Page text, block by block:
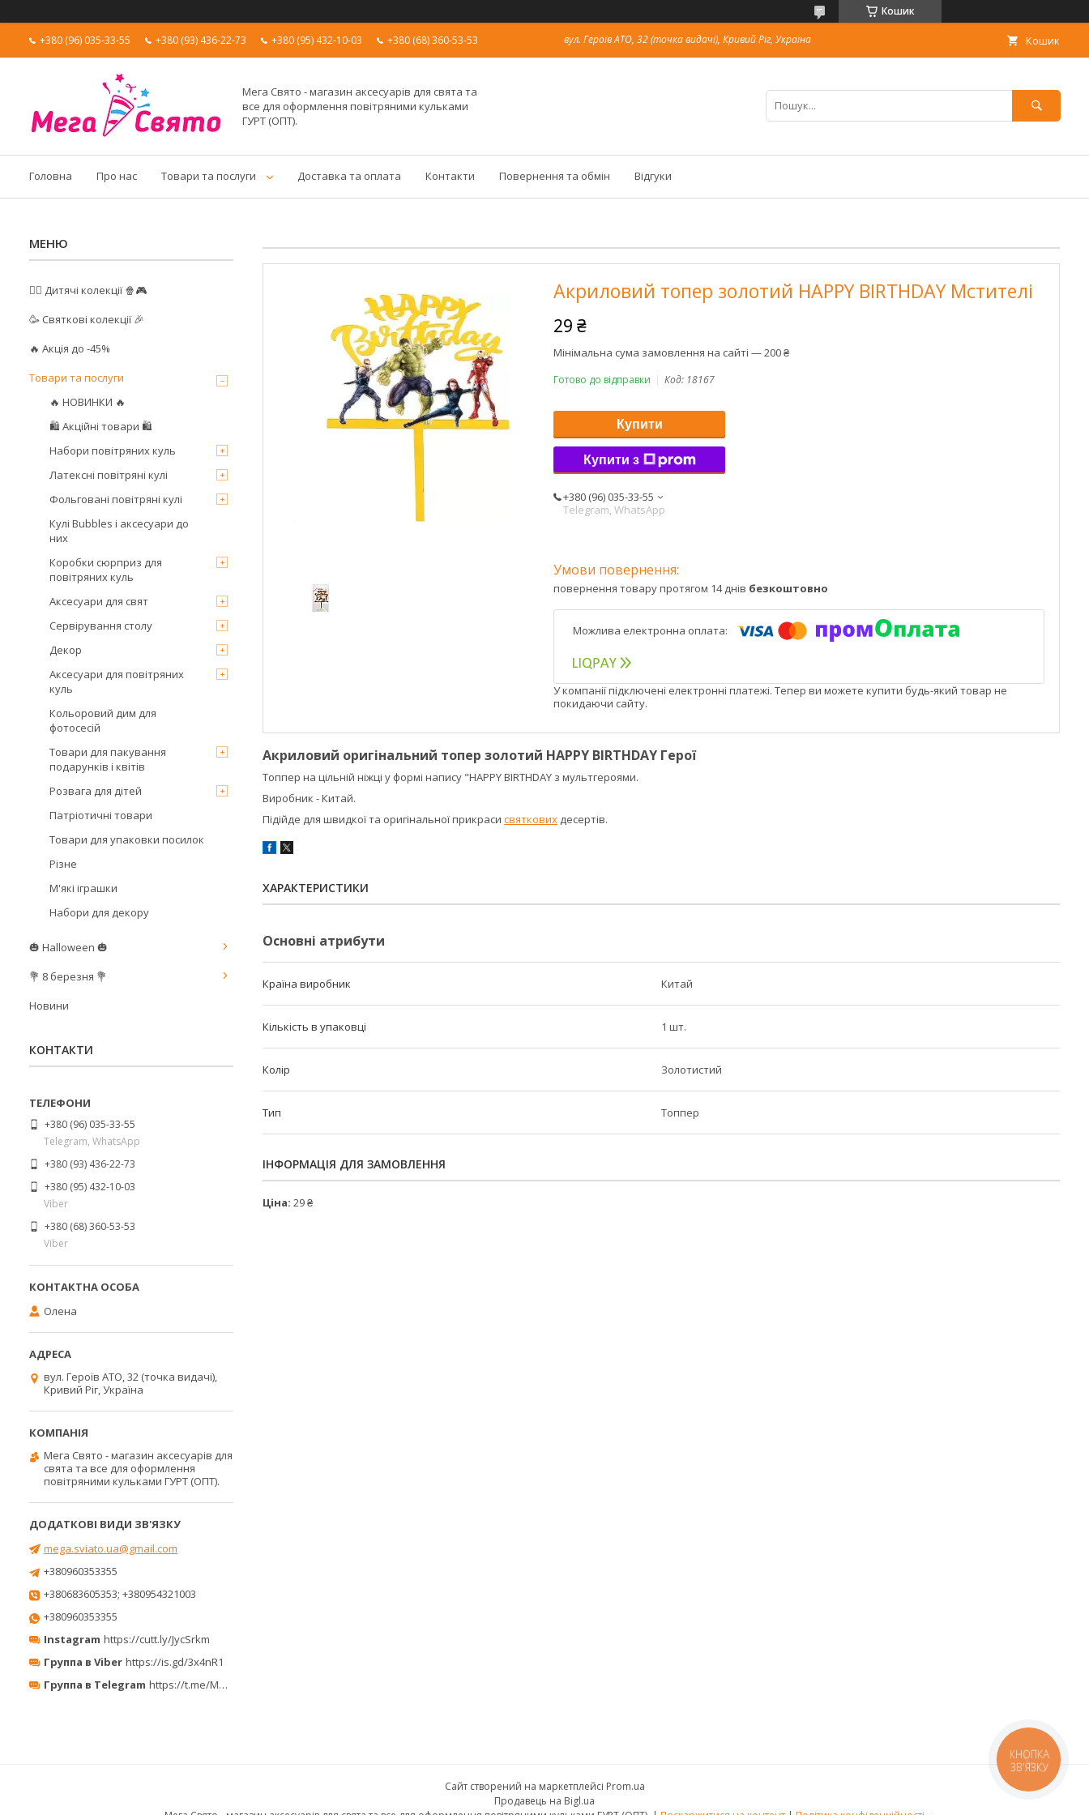
Кошик
+380 (96) 035-33-55 +380 (93) 436-22-73 +380 (95) 432-10-03 +380 (68) 360-53-53 вул. Героїв АТО, 32 (точка видачі), Кривий Ріг, Україна Кошик
Мега Свято - магазин аксесуарів для свята та
все для оформлення повітряними кульками
ГУРТ (ОПТ).
Головна Про нас Товари та послуги Доставка та оплата Контакти Повернення та обмін Відгуки
Акриловий топер золотий HAPPY BIRTHDAY Мстителі
29 ₴
Мінімальна сума замовлення на сайті — 200 ₴
Готово до відправки Код: 18167
Купити
Купити з
+380 (96) 035-33-55
Telegram, WhatsApp
повернення товару протягом 14 днів безкоштовно
У компанії підключені електронні платежі. Тепер ви можете купити будь-який товар не
покидаючи сайту.
Акриловий оригінальний топер золотий HAPPY BIRTHDAY Герої
Топпер на цільній ніжці у формі напису "HAPPY BIRTHDAY з мультгероями.
Виробник - Китай.
Підійде для швидкої та оригінальної прикраси святкових десертів.
ХАРАКТЕРИСТИКИ
Основні атрибути
Країна виробник Китай
Кількість в упаковці 1 шт.
Колір Золотистий
Тип Топпер
ІНФОРМАЦІЯ ДЛЯ ЗАМОВЛЕННЯ
Ціна: 29 ₴
🦸‍♂️ Дитячі колекції 🍿🎮
🥳 Святкові колекції 🎉
🔥 Акція до -45%
Товари та послуги
🔥 НОВИНКИ 🔥
🛍 Акційні товари 🛍
Набори повітряних куль
Латексні повітряні кулі
Фольговані повітряні кулі
Кулі Bubbles і аксесуари до
них
Коробки сюрприз для
повітряних куль
Аксесуари для свят
Сервірування столу
Декор
Аксесуари для повітряних
куль
Кольоровий дим для
фотосесій
Товари для пакування
подарунків і квітів
Розвага для дітей
Патріотичні товари
Товари для упаковки посилок
Різне
М'які іграшки
Набори для декору
🎃 Halloween 🎃
💐 8 березня 💐
Новини
КОНТАКТИ
+380 (96) 035-33-55
Telegram, WhatsApp
+380 (93) 436-22-73
+380 (95) 432-10-03
Viber
+380 (68) 360-53-53
Viber
Олена
вул. Героїв АТО, 32 (точка видачі),
Кривий Ріг, Україна
Мега Свято - магазин аксесуарів для
свята та все для оформлення
повітряними кульками ГУРТ (ОПТ).
mega.sviato.ua@gmail.com
+380960353355
+380683605353; +380954321003
+380960353355
Instagram https://cutt.ly/JycSrkm
Группа в Viber https://is.gd/3x4nR1
Группа в Telegram https://t.me/MegaPrazdnikUA
Сайт створений на маркетплейсі Prom.ua
Продавець на Bigl.ua
КНОПКА
ЗВ'ЯЗКУ